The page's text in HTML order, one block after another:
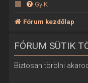
GyIK
Fórum kezdőlap
FÓRUM SÜTIK
Biztosan törölni